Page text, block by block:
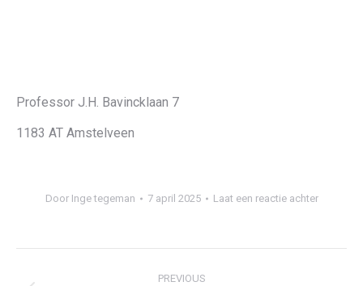
Professor J.H. Bavincklaan 7
1183 AT Amstelveen
Door Inge tegeman 7 april 2025 Laat een reactie achter
PREVIOUS